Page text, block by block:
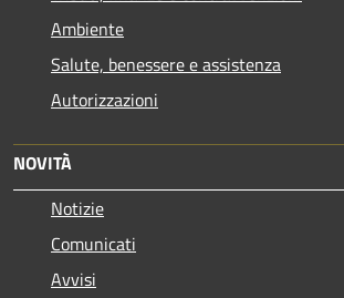
Ambiente
Salute, benessere e assistenza
Autorizzazioni
NOVITÀ
Notizie
Comunicati
Avvisi